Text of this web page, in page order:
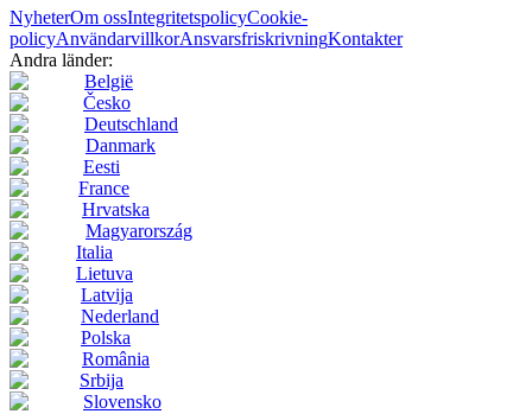
NyheterOm ossIntegritetspolicyCookie-
policyAnvändarvillkorAnsvarsfriskrivningKontakter
Andra länder:
België
Česko
Deutschland
Danmark
Eesti
France
Hrvatska
Magyarország
Italia
Lietuva
Latvija
Nederland
Polska
România
Srbija
Slovensko